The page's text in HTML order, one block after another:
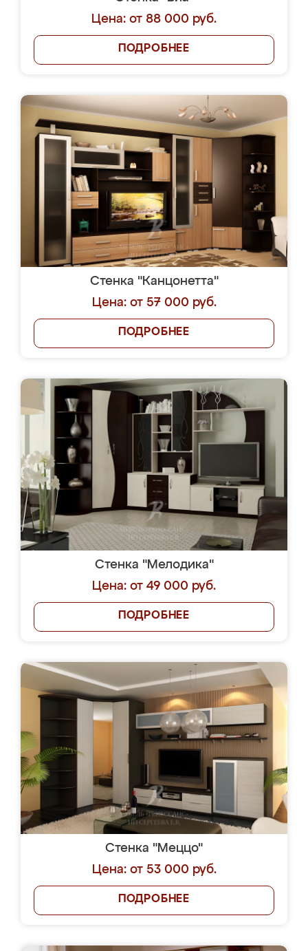
Цена: от 88 000 руб.
ПОДРОБНЕЕ
Стенка "Канцонетта"
Цена: от 57 000 руб.
ПОДРОБНЕЕ
Стенка "Мелодика"
Цена: от 49 000 руб.
ПОДРОБНЕЕ
Стенка "Меццо"
Цена: от 53 000 руб.
ПОДРОБНЕЕ